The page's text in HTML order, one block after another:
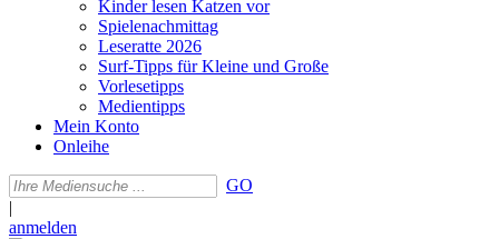
Kinder lesen Katzen vor
Spielenachmittag
Leseratte 2026
Surf-Tipps für Kleine und Große
Vorlesetipps
Medientipps
Mein Konto
Onleihe
GO
|
anmelden